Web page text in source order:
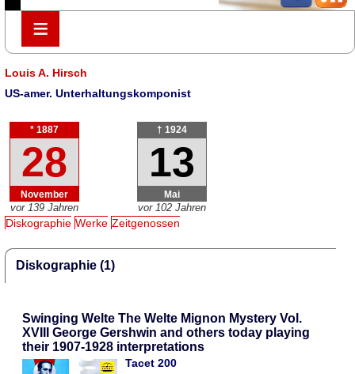
≡
≡
Louis A. Hirsch
US-amer. Unterhaltungskomponist
* 1887
28
November
vor 139 Jahren
† 1924
13
Mai
vor 102 Jahren
Diskographie Werke Zeitgenossen
Diskographie (1)
Swinging Welte The Welte Mignon Mystery Vol.
XVIII George Gershwin and others today playing
their 1907-1928 interpretations
Tacet 200